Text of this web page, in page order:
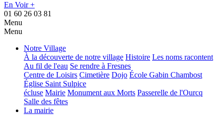
En Voir +
01 60 26 03 81
Menu
Menu
Notre Village
À la découverte de notre village Histoire Les noms racontent
Au fil de l'eau Se rendre à Fresnes
Centre de Loisirs Cimetière Dojo École Gabin Chambost
Église Saint Sulpice
écluse Mairie Monument aux Morts Passerelle de l'Ourcq
Salle des fêtes
La mairie